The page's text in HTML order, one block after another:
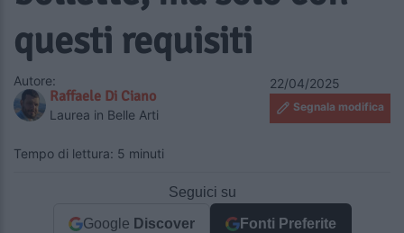
questi requisiti
Autore:
Raffaele Di Ciano
Laurea in Belle Arti
22/04/2025
Segnala modifica
Tempo di lettura: 5 minuti
Seguici su
Google Discover Fonti Preferite